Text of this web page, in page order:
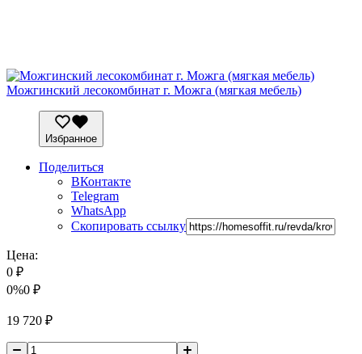
Можгинский лесокомбинат г. Можга (мягкая мебель)
Избранное
Поделиться
ВКонтакте
Telegram
WhatsApp
Скопировать ссылку
Цена:
0 ₽
0%0 ₽
19 720 ₽